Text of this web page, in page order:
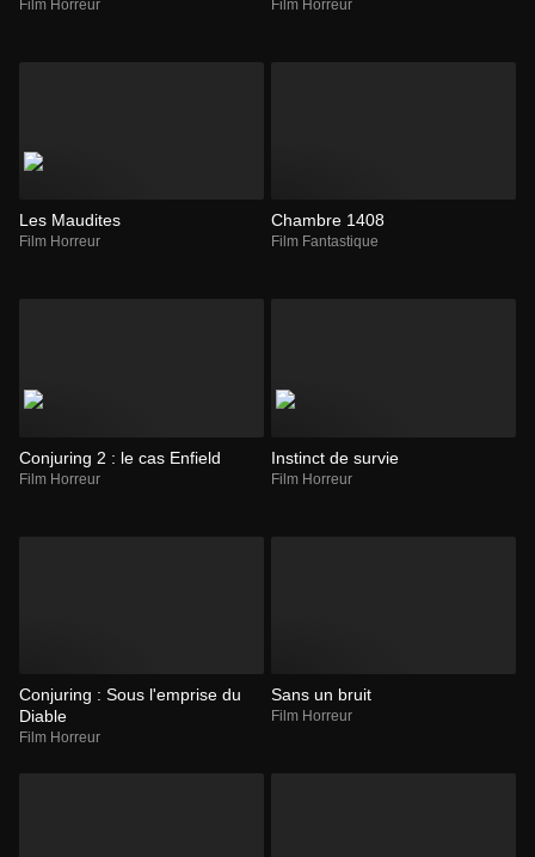
Film Horreur Film Horreur
Les Maudites
Film Horreur
Chambre 1408
Film Fantastique
Conjuring 2 : le cas Enfield
Film Horreur
Instinct de survie
Film Horreur
Conjuring : Sous l'emprise du
Diable
Film Horreur
Sans un bruit
Film Horreur